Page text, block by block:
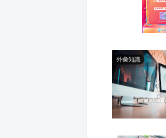
外彙知識